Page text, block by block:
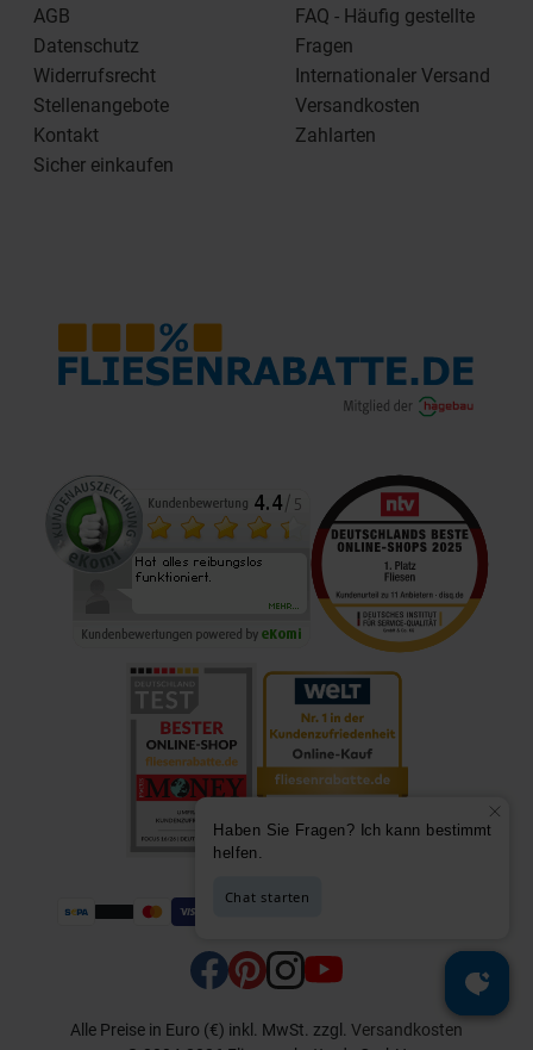
AGB
Datenschutz
Widerrufsrecht
Stellenangebote
Kontakt
Sicher einkaufen
FAQ - Häufig gestellte
Fragen
Internationaler Versand
Versandkosten
Zahlarten
Alle Preise in Euro (€) inkl. MwSt. zzgl. Versandkosten